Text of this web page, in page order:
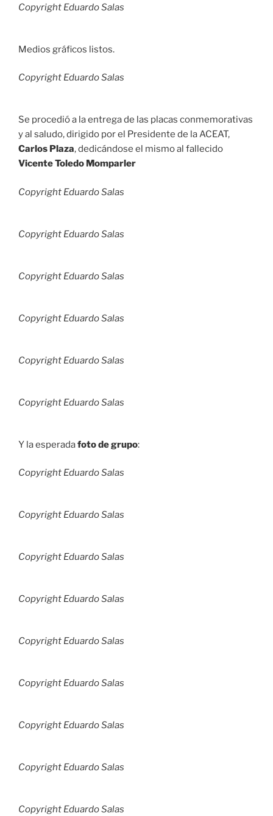
Copyright Eduardo Salas
Medios gráficos listos.
Copyright Eduardo Salas
Se procedió a la entrega de las placas conmemorativas
y al saludo, dirigido por el Presidente de la ACEAT,
Carlos Plaza, dedicándose el mismo al fallecido
Vicente Toledo Momparler
Copyright Eduardo Salas
Copyright Eduardo Salas
Copyright Eduardo Salas
Copyright Eduardo Salas
Copyright Eduardo Salas
Copyright Eduardo Salas
Y la esperadafoto de grupo:
Copyright Eduardo Salas
Copyright Eduardo Salas
Copyright Eduardo Salas
Copyright Eduardo Salas
Copyright Eduardo Salas
Copyright Eduardo Salas
Copyright Eduardo Salas
Copyright Eduardo Salas
Copyright Eduardo Salas